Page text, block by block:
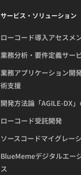
サービス・ソリューション
ローコード導入アセスメ
業務分析・要件定義サー
業務アプリケーション開
術支援
開発方法論「AGILE-DX
ローコード受託開発
ソースコードマイグレー
BlueMemeデジタルエー
ス